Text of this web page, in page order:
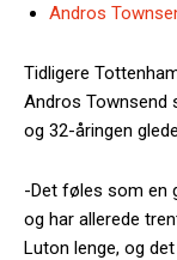
Andros
Tidligere
Andros Townsend
og 32-åringen
-Det føles som en
og har allerede
Luton lenge, og